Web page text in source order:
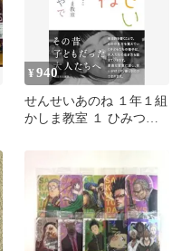
¥940
せんせいあのね １年１組
かしま教室 １ ひみつや